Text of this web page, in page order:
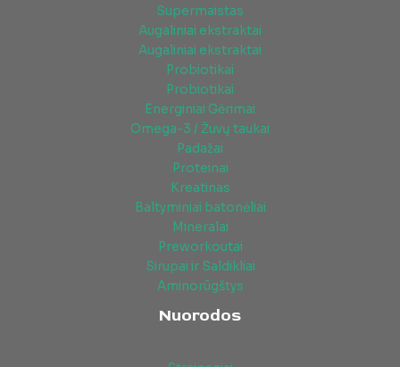
Supermaistas
Augaliniai ekstraktai
Augaliniai ekstraktai
Probiotikai
Probiotikai
Energiniai Gėrimai
Omega-3 / Žuvų taukai
Padažai
Proteinai
Kreatinas
Baltyminiai batonėliai
Mineralai
Preworkoutai
Sirupai ir Saldikliai
Aminorūgštys
Nuorodos